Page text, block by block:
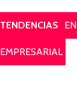
TENDENCIAS
EMPRESARIAL